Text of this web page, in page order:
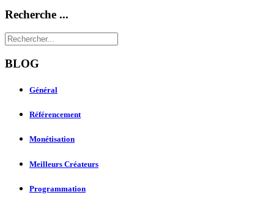
Recherche ...
BLOG
Général
Référencement
Monétisation
Meilleurs Créateurs
Programmation